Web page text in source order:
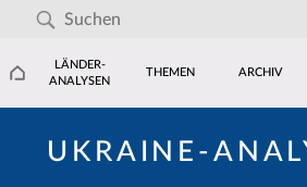
LÄNDER-
ANALYSEN
THEMEN ARCHIV
UKRAINE-